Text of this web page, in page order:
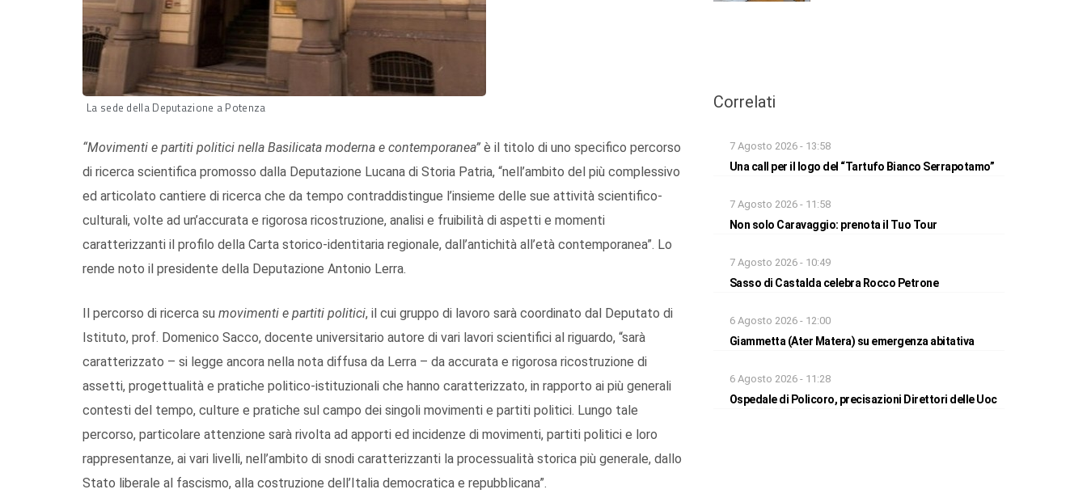
La sede della Deputazione a Potenza
“Movimenti e partiti politici nella Basilicata moderna e contemporanea” è il titolo di uno specifico percorso
di ricerca scientifica promosso dalla Deputazione Lucana di Storia Patria, “nell’ambito del più complessivo
ed articolato cantiere di ricerca che da tempo contraddistingue l’insieme delle sue attività scientifico-
culturali, volte ad un’accurata e rigorosa ricostruzione, analisi e fruibilità di aspetti e momenti
caratterizzanti il profilo della Carta storico-identitaria regionale, dall’antichità all’età contemporanea”. Lo
rende noto il presidente della Deputazione Antonio Lerra.
Il percorso di ricerca su movimenti e partiti politici, il cui gruppo di lavoro sarà coordinato dal Deputato di
Istituto, prof. Domenico Sacco, docente universitario autore di vari lavori scientifici al riguardo, “sarà
caratterizzato – si legge ancora nella nota diffusa da Lerra – da accurata e rigorosa ricostruzione di
assetti, progettualità e pratiche politico-istituzionali che hanno caratterizzato, in rapporto ai più generali
contesti del tempo, culture e pratiche sul campo dei singoli movimenti e partiti politici. Lungo tale
percorso, particolare attenzione sarà rivolta ad apporti ed incidenze di movimenti, partiti politici e loro
rappresentanze, ai vari livelli, nell’ambito di snodi caratterizzanti la processualità storica più generale, dallo
Stato liberale al fascismo, alla costruzione dell’Italia democratica e repubblicana”.
Correlati
7 Agosto 2026 - 13:58
Una call per il logo del “Tartufo Bianco Serrapotamo”
7 Agosto 2026 - 11:58
Non solo Caravaggio: prenota il Tuo Tour
7 Agosto 2026 - 10:49
Sasso di Castalda celebra Rocco Petrone
6 Agosto 2026 - 12:00
Giammetta (Ater Matera) su emergenza abitativa
6 Agosto 2026 - 11:28
Ospedale di Policoro, precisazioni Direttori delle Uoc